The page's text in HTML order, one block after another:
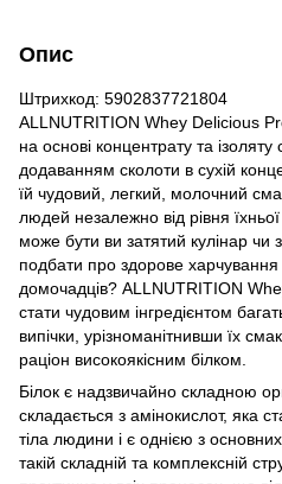
Опис
Штрихкод: 5902837721804
ALLNUTRITION Whey Delicious
на основі концентрату та ізоляту
додаванням сколоти в сухій
їй чудовий, легкий, молочний
людей незалежно від рівня
може бути ви затятий кулінар чи
подбати про здорове харчування
домочадців? ALLNUTRITION
стати чудовим інгредієнтом
випічки, урізноманітнивши їх
раціон високоякісним білком.
Білок є надзвичайно складною
складається з амінокислот, яка
тіла людини і є однією з
такій складній та комплексній